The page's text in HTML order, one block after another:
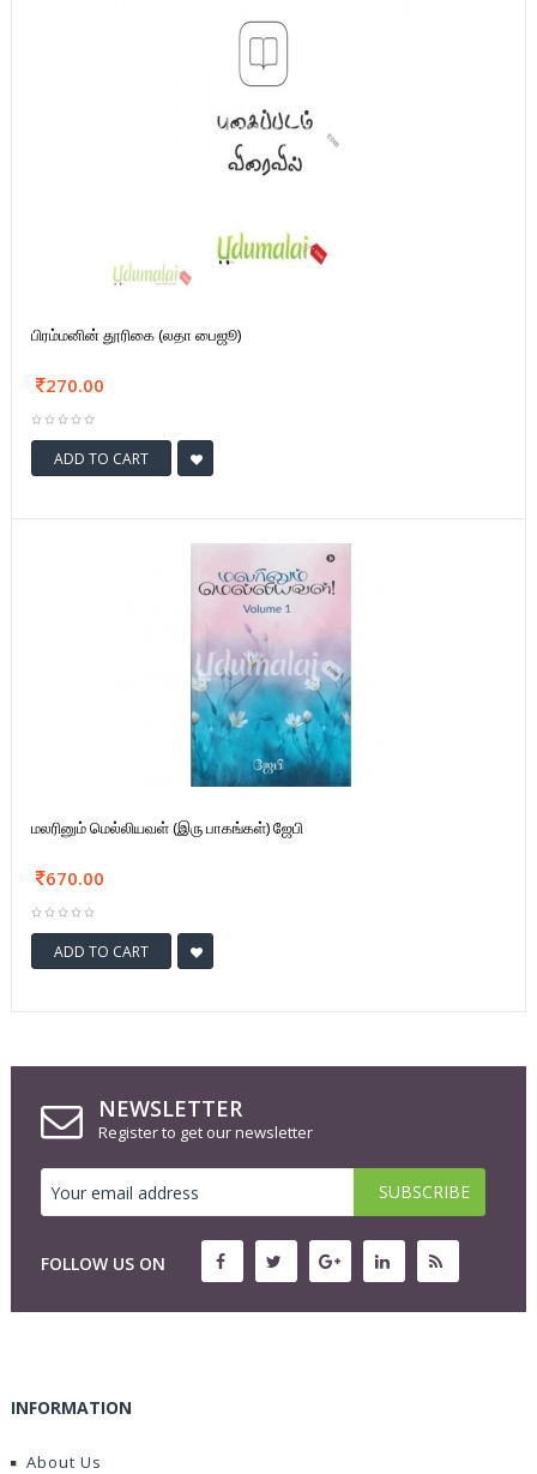
பிரம்மனின் தூரிகை (லதா பைஜூ)
270.00
ADD TO CART
மலரினும் மெல்லியவள் (இரு பாகங்கள்) ஜேபி
670.00
ADD TO CART
NEWSLETTER
Register to get our newsletter
FOLLOW US ON
INFORMATION
About Us